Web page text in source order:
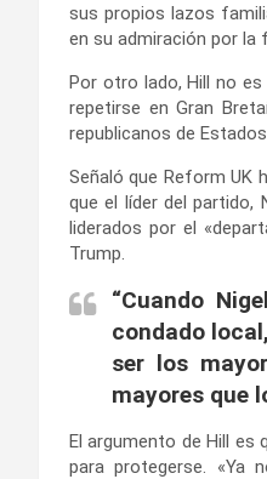
sus propios lazos
en su admiración por la
Por otro lado, Hill no
repetirse en Gran
republicanos de Estados
Señaló que Reform UK
que el líder del partido,
liderados por el
Trump.
“Cuando
condado
ser los
mayores que
El argumento de Hill es
para protegerse. «Ya